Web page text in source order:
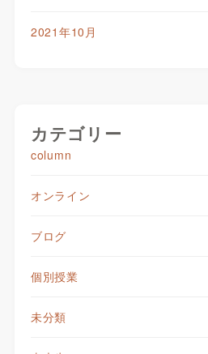
2021年10月
カテゴリー
column
オンライン
ブログ
個別授業
未分類